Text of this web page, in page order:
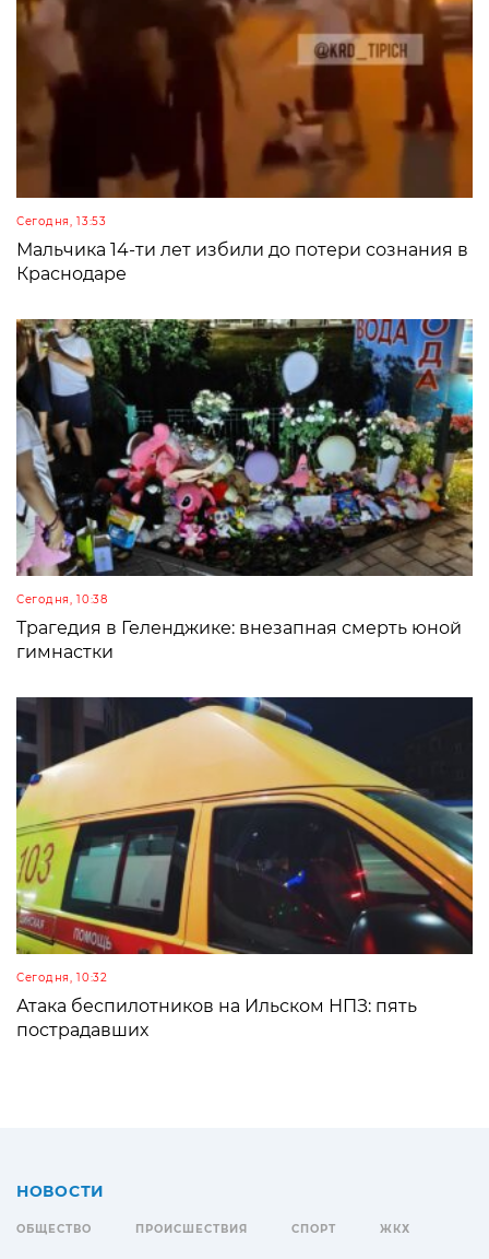
Сегодня, 13:53
Мальчика 14-ти лет избили до потери сознания в
Краснодаре
Сегодня, 10:38
Трагедия в Геленджике: внезапная смерть юной
гимнастки
Сегодня, 10:32
Атака беспилотников на Ильском НПЗ: пять
пострадавших
НОВОСТИ
ОБЩЕСТВО ПРОИСШЕСТВИЯ СПОРТ ЖКХ